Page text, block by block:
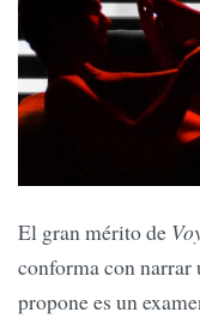
El gran mérito de
conforma con narrar
propone es un